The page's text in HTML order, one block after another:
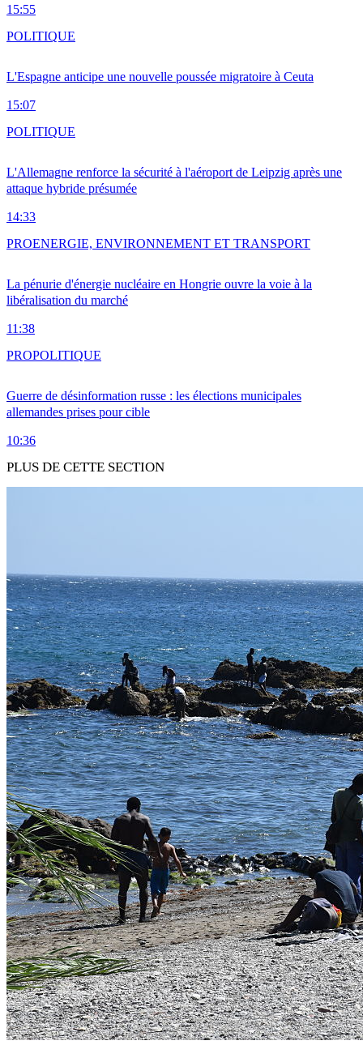
15:55
L'Espagne anticipe une nouvelle poussée migratoire à Ceuta
15:07
POLITIQUE
L'Allemagne renforce la sécurité à l'aéroport de Leipzig après une
attaque hybride présumée
14:33
POLITIQUE
La pénurie d'énergie nucléaire en Hongrie ouvre la voie à la
libéralisation du marché
11:38
PROENERGIE, ENVIRONNEMENT ET TRANSPORT
Guerre de désinformation russe : les élections municipales
allemandes prises pour cible
10:36
PROPOLITIQUE
PLUS DE CETTE SECTION